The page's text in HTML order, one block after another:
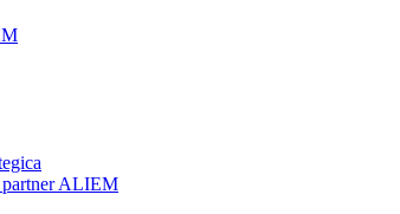
partner ALIEM